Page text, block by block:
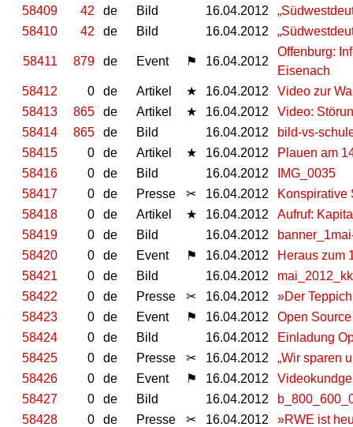
58409
42 de Bild 16.04.2012
58410
42 de Bild 16.04.2012
58411 879 de Event ⚑ 16.04.2012
Offenburg:
Eisenach
58412
0 de Artikel ★ 16.04.2012
Video zur
58413
865 de Artikel ★ 16.04.2012
Video:
58414
865 de Bild 16.04.2012
bild-vs-
58415
0 de Artikel ★ 16.04.2012
Plauen am
58416
0 de Bild 16.04.2012
IMG_0035
58417
0 de Presse ✂ 16.04.2012
Konspirative
58418
0 de Artikel ★ 16.04.2012
Aufruf:
58419
0 de Bild 16.04.2012
58420
0 de Event ⚑ 16.04.2012
Heraus zum
58421
0 de Bild 16.04.2012
58422
0 de Presse ✂ 16.04.2012
»Der
58423
0 de Event ⚑ 16.04.2012
Open
58424
0 de Bild 16.04.2012
Einladung
58425
0 de Presse ✂ 16.04.2012
„Wir sparen
58426
0 de Event ⚑ 16.04.2012
58427
0 de Bild 16.04.2012
58428
0 de Presse ✂ 16.04.2012
»RWE ist